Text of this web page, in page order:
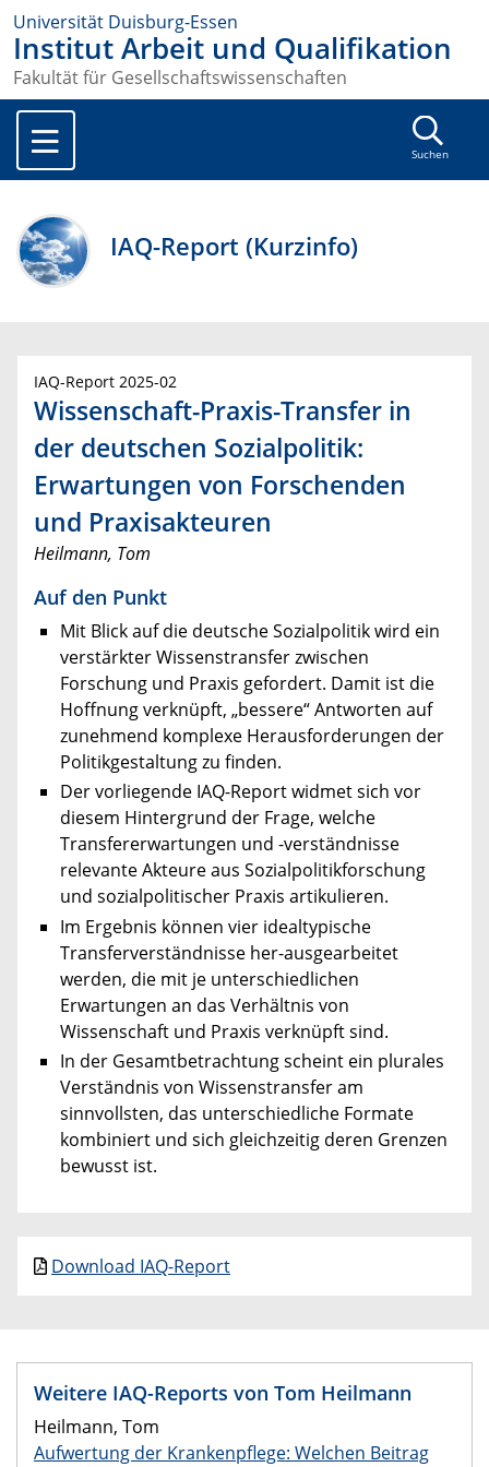
Universität Duisburg-Essen
Institut Arbeit und Qualifikation
Fakultät für Gesellschaftswissenschaften
Suchen
IAQ-Report (Kurzinfo)
IAQ-Report 2025-02
Wissenschaft-Praxis-Transfer in
der deutschen Sozialpolitik:
Erwartungen von Forschenden
und Praxisakteuren
Heilmann, Tom
Auf den Punkt
Mit Blick auf die deutsche Sozialpolitik wird ein
verstärkter Wissenstransfer zwischen
Forschung und Praxis gefordert. Damit ist die
Hoffnung verknüpft, „bessere“ Antworten auf
zunehmend komplexe Herausforderungen der
Politikgestaltung zu finden.
Der vorliegende IAQ-Report widmet sich vor
diesem Hintergrund der Frage, welche
Transfererwartungen und -verständnisse
relevante Akteure aus Sozialpolitikforschung
und sozialpolitischer Praxis artikulieren.
Im Ergebnis können vier idealtypische
Transferverständnisse her-ausgearbeitet
werden, die mit je unterschiedlichen
Erwartungen an das Verhältnis von
Wissenschaft und Praxis verknüpft sind.
In der Gesamtbetrachtung scheint ein plurales
Verständnis von Wissenstransfer am
sinnvollsten, das unterschiedliche Formate
kombiniert und sich gleichzeitig deren Grenzen
bewusst ist.
Download IAQ-Report
Weitere IAQ-Reports von Tom Heilmann
Heilmann, Tom
Aufwertung der Krankenpflege: Welchen Beitrag